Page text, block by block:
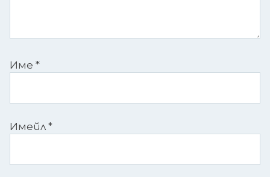
Име *
Имейл *